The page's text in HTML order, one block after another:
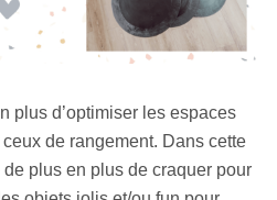
plus d’optimiser les espaces
de rangement. Dans cette
plus en plus de craquer pour